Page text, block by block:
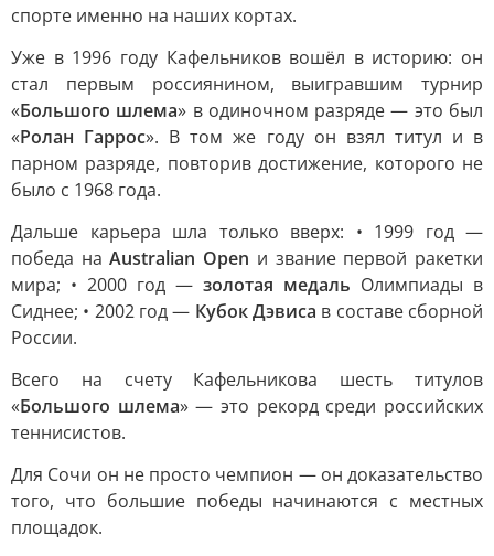
спорте именно на наших кортах.
Уже в 1996 году Кафельников вошёл в историю: он
стал первым россиянином, выигравшим турнир
«Большого шлема» в одиночном разряде — это был
«Ролан Гаррос». В том же году он взял титул и в
парном разряде, повторив достижение, которого не
было с 1968 года.
Дальше карьера шла только вверх: • 1999 год —
победа наAustralian Open и звание первой ракетки
мира; • 2000 год — золотая медаль Олимпиады в
Сиднее; • 2002 год — Кубок Дэвиса в составе сборной
России.
Всего на счету Кафельникова шесть титулов
«Большого шлема» — это рекорд среди российских
теннисистов.
Для Сочи он не просто чемпион — он доказательство
того, что большие победы начинаются с местных
площадок.